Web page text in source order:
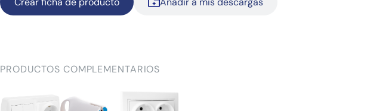
PRODUCTOS COMPLEMENTARIOS